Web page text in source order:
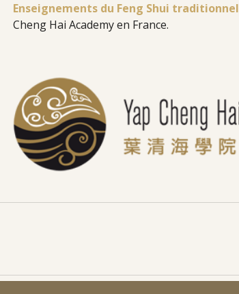
Enseignements du Feng Shui traditionnel
Cheng Hai Academy en France.